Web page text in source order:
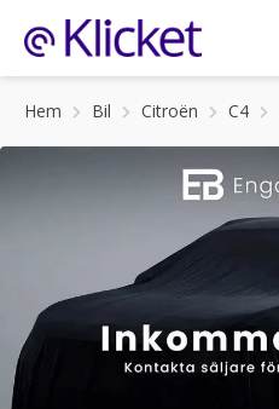
Hem Bil Citroën C4